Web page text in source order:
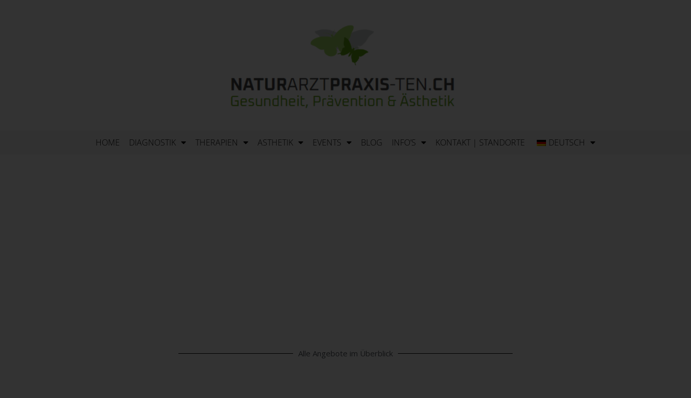
HOME DIAGNOSTIK THERAPIEN ASTHETIK EVENTS BLOG INFO’S KONTAKT | STANDORTE DEUTSCH
Alle Angebote im Überblick